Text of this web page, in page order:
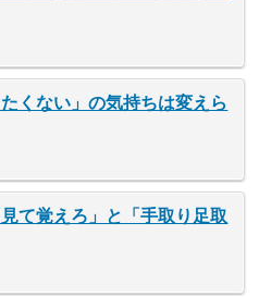
くない」の気持ちは変えら
て覚えろ」と「手取り足取